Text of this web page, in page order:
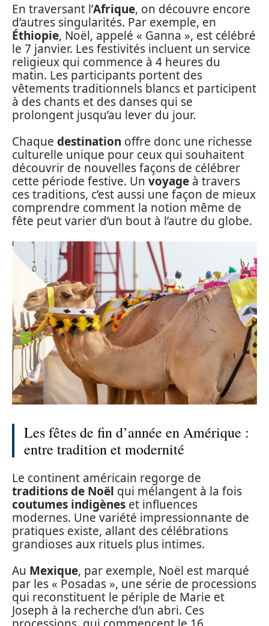
En traversant l’Afrique, on découvre encore
d’autres singularités. Par exemple, en
Éthiopie, Noël, appelé « Ganna », est célébré
le 7 janvier. Les festivités incluent un service
religieux qui commence à 4 heures du
matin. Les participants portent des
vêtements traditionnels blancs et participent
à des chants et des danses qui se
prolongent jusqu’au lever du jour.
Chaque destination offre donc une richesse
culturelle unique pour ceux qui souhaitent
découvrir de nouvelles façons de célébrer
cette période festive. Un voyage à travers
ces traditions, c’est aussi une façon de mieux
comprendre comment la notion même de
fête peut varier d’un bout à l’autre du globe.
Les fêtes de fin d’année en Amérique :
entre tradition et modernité
Le continent américain regorge de
traditions de Noël qui mélangent à la fois
coutumes indigènes et influences
modernes. Une variété impressionnante de
pratiques existe, allant des célébrations
grandioses aux rituels plus intimes.
Au Mexique, par exemple, Noël est marqué
par les « Posadas », une série de processions
qui reconstituent le périple de Marie et
Joseph à la recherche d’un abri. Ces